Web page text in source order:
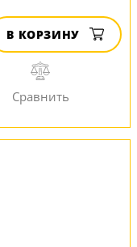
В КОРЗИНУ